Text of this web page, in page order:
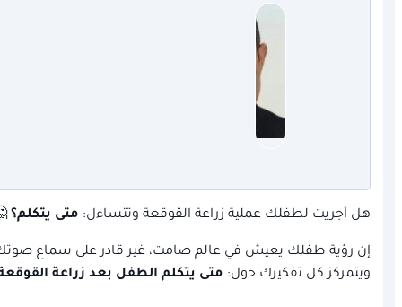
هل أجريت لطفلك عملية زراعة القوقعة وتتساءل: متى يتكلم؟
إن رؤية طفلك يعيش في عالم صامت، غير قادر على سماع صوتك أو
ويتمركز كل تفكيرك حول: متى يتكلم الطفل بعد زراعة